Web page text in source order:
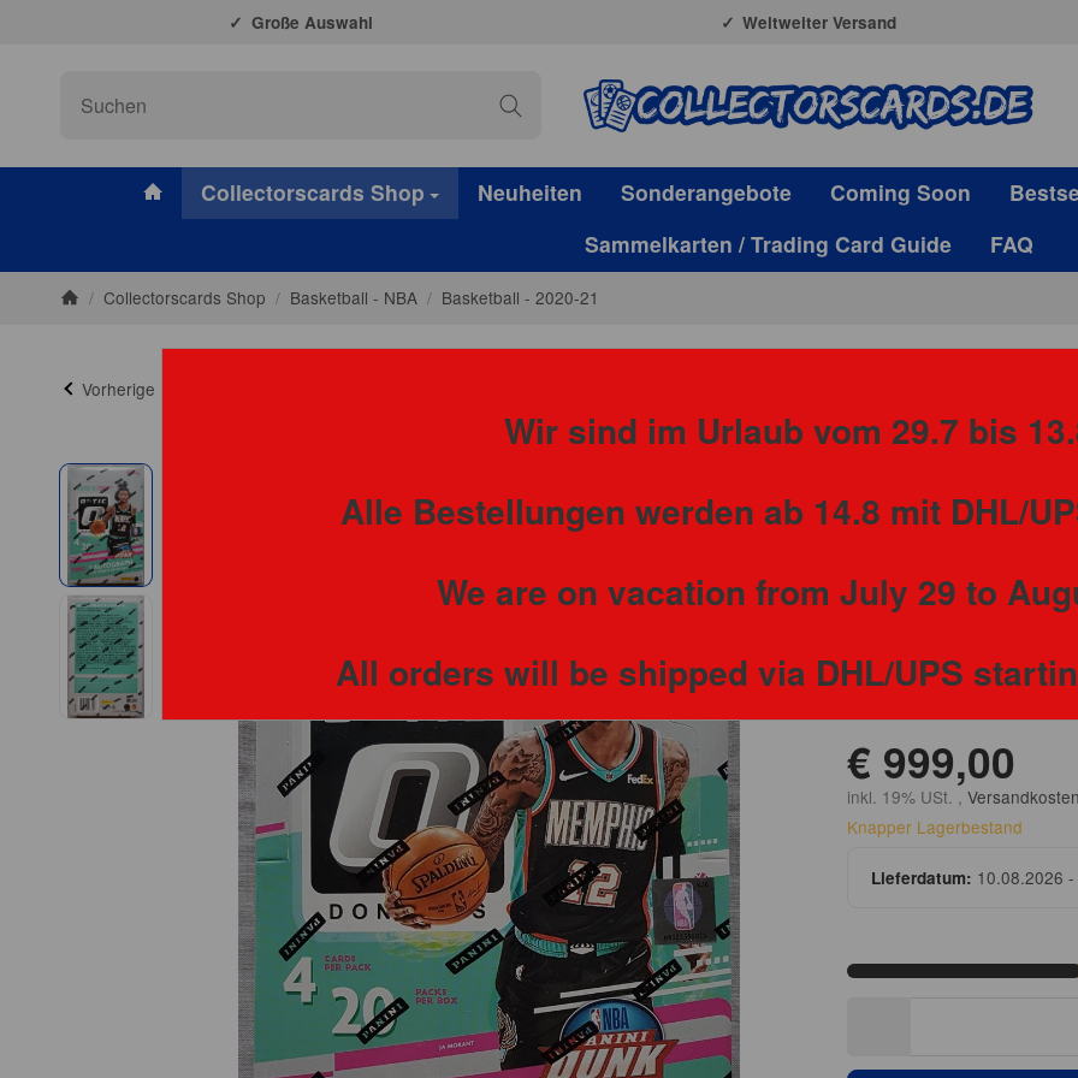
Große Auswahl Weltweiter Versand
#custom.linkHome#
Collectorscards Shop Neuheiten Sonderangebote Coming Soon
Sammelkarten / Trading Card Guide
FAQ
/ Collectorscards Shop / Basketball - NBA / Basketball - 2020-21
Vorherige
Panini
Kategorie:Basketball -
€ 999,00
inkl. 19% USt. ,
Knapper Lagerbestand
Lieferdatum: 10.08.2026
Wir sind im Urlaub vom 29.7 bis
Alle Bestellungen werden ab 14.8 mit DHL/
We are on vacation from July 29 to
All orders will be shipped via DHL/UPS